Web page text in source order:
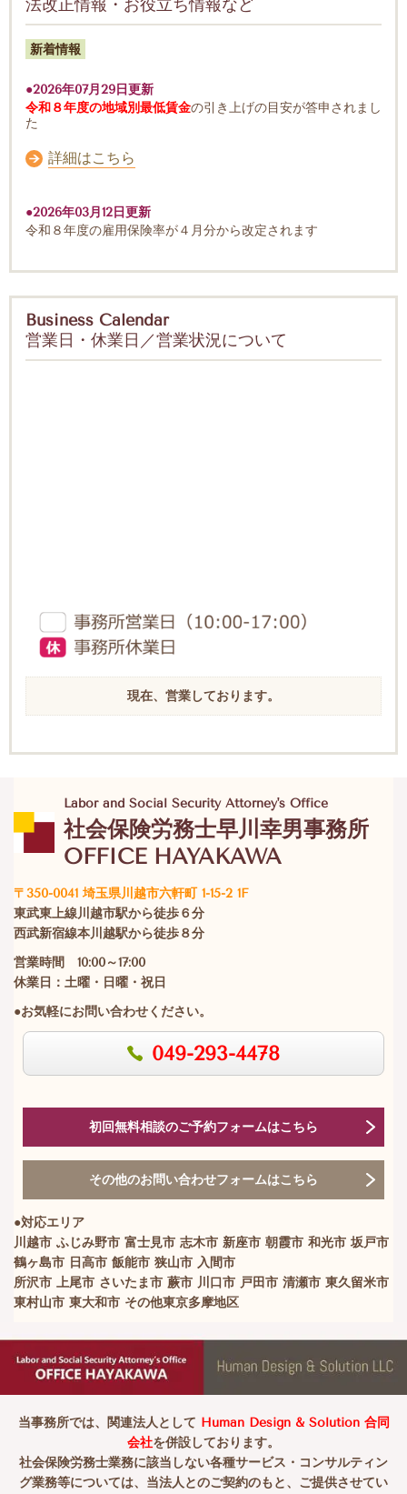
法改正情報・お役立ち情報など
新着情報
●2026年07月29日更新
令和８年度の地域別最低賃金の引き上げの目安が答申されまし
た
詳細はこちら
●2026年03月12日更新
令和８年度の雇用保険率が４月分から改定されます
Business Calendar
営業日・休業日／営業状況について
現在、営業しております。
Labor and Social Security Attorney's Office
社会保険労務士早川幸男事務所
OFFICE HAYAKAWA
〒350-0041 埼玉県川越市六軒町 1-15-2 1F
東武東上線川越市駅から徒歩６分
西武新宿線本川越駅から徒歩８分
営業時間 10:00～17:00
休業日：土曜・日曜・祝日
●お気軽にお問い合わせください。
049-293-4478
初回無料相談のご予約フォームはこちら
その他のお問い合わせフォームはこちら
●対応エリア
川越市 ふじみ野市 富士見市 志木市 新座市 朝霞市 和光市 坂戸市
鶴ヶ島市 日高市 飯能市 狭山市 入間市
所沢市 上尾市 さいたま市 蕨市 川口市 戸田市 清瀬市 東久留米市
東村山市 東大和市 その他東京多摩地区
当事務所では、関連法人として Human Design & Solution 合同
会社を併設しております。
社会保険労務士業務に該当しない各種サービス・コンサルティン
グ業務等については、当法人とのご契約のもと、ご提供させてい